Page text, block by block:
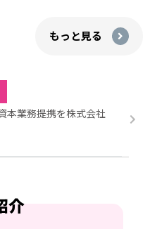
もっと⾒る
本業務提携を株式会社
介